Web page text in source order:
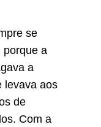
se
porque a
a
levava aos
de
Com a